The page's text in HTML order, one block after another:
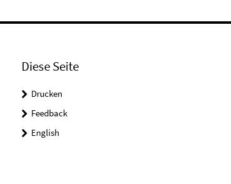
Diese Seite
Drucken
Feedback
English